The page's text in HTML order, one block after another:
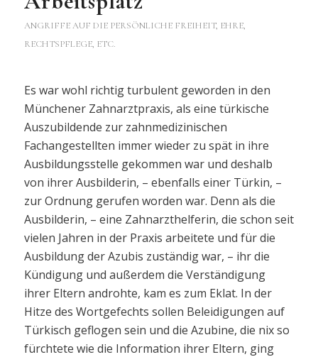
ANGRIFFE AUF DIE PERSÖNLICHE FREIHEIT, EHRE,
RECHTSPFLEGE, ETC.
Es war wohl richtig turbulent geworden in den
Münchener Zahnarztpraxis, als eine türkische
Auszubildende zur zahnmedizinischen
Fachangestellten immer wieder zu spät in ihre
Ausbildungsstelle gekommen war und deshalb
von ihrer Ausbilderin, – ebenfalls einer Türkin, –
zur Ordnung gerufen worden war. Denn als die
Ausbilderin, – eine Zahnarzthelferin, die schon seit
vielen Jahren in der Praxis arbeitete und für die
Ausbildung der Azubis zuständig war, – ihr die
Kündigung und außerdem die Verständigung
ihrer Eltern androhte, kam es zum Eklat. In der
Hitze des Wortgefechts sollen Beleidigungen auf
Türkisch geflogen sein und die Azubine, die nix so
fürchtete wie die Information ihrer Eltern, ging